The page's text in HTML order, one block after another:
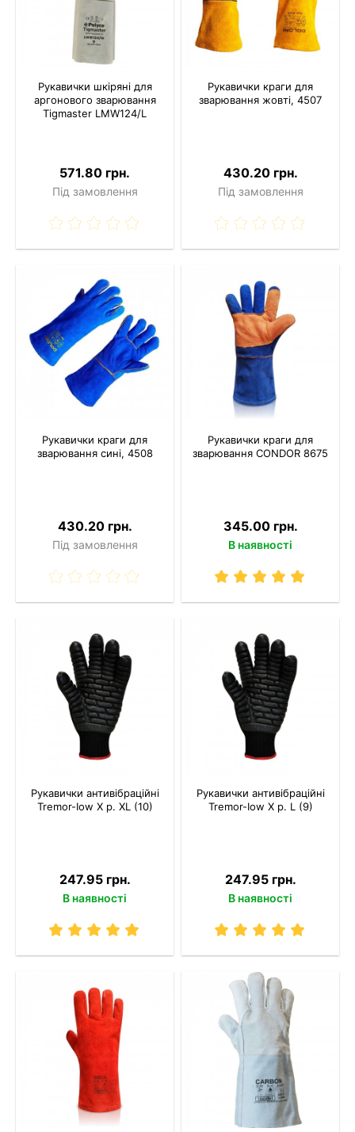
Рукавички шкіряні для
аргонового зварювання
Tigmaster LMW124/L
571.80 грн.
Під замовлення
Рукавички краги для
зварювання жовті, 4507
430.20 грн.
Під замовлення
Рукавички краги для
зварювання сині, 4508
430.20 грн.
Під замовлення
Рукавички краги для
зварювання CONDOR 8675
345.00 грн.
В наявності
Рукавички антивібраційні
Tremor-Іow X р. XL (10)
247.95 грн.
В наявності
Рукавички антивібраційні
Tremor-Іow X р. L (9)
247.95 грн.
В наявності